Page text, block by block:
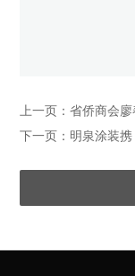
下一页：明泉涂装